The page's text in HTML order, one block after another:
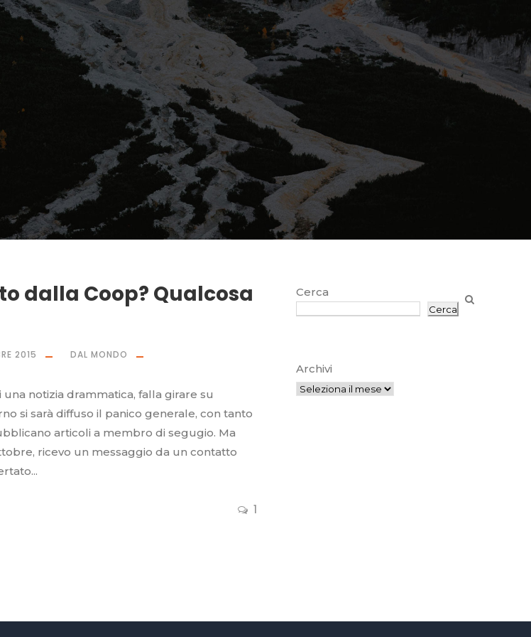
dalla Coop? Qualcosa
1
2015 DAL MONDO
una notizia drammatica, falla girare su
si sarà diffuso il panico generale, con tanto
articoli a membro di segugio. Ma
ricevo un messaggio da un contatto
Cerca
Cerca
Archivi